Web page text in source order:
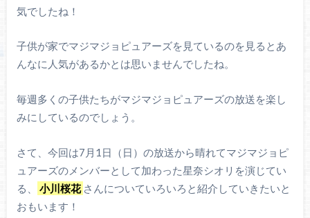
気でしたね！
子供が家でマジマジョピュアーズを見ているのを見るとあ
んなに人気があるかとは思いませんでしたね。
毎週多くの子供たちがマジマジョピュアーズの放送を楽し
みにしているのでしょう。
さて、今回は7月1日（日）の放送から晴れてマジマジョピ
ュアーズのメンバーとして加わった星奈シオリを演じてい
る、
小川桜花 さんについていろいろと紹介していきたいと
おもいます！